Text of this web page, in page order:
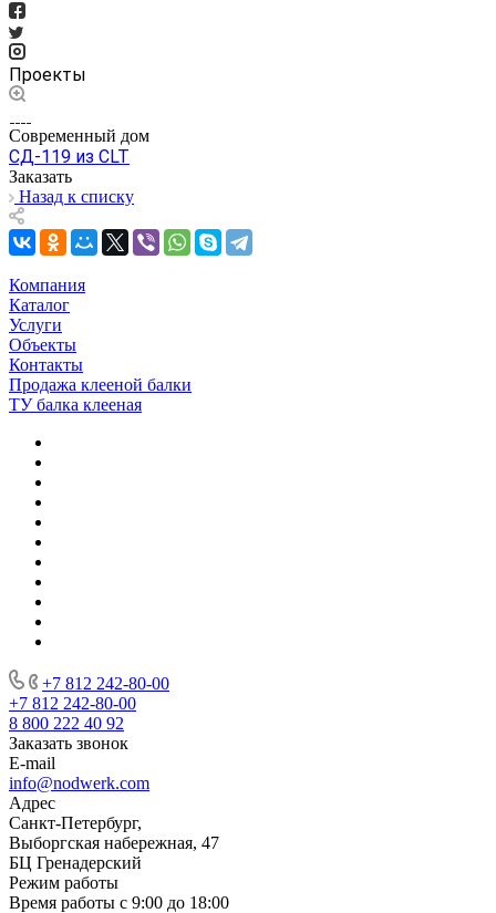
Проекты
Современный дом
СД-119 из CLT
Заказать
Назад к списку
Компания
Каталог
Услуги
Объекты
Контакты
Продажа клееной балки
ТУ балка клееная
+7 812 242-80-00
+7 812 242-80-00
8 800 222 40 92
Заказать звонок
E-mail
info@nodwerk.com
Адрес
Санкт-Петербург,
Выборгская набережная, 47
БЦ Гренадерский
Режим работы
Время работы с 9:00 до 18:00